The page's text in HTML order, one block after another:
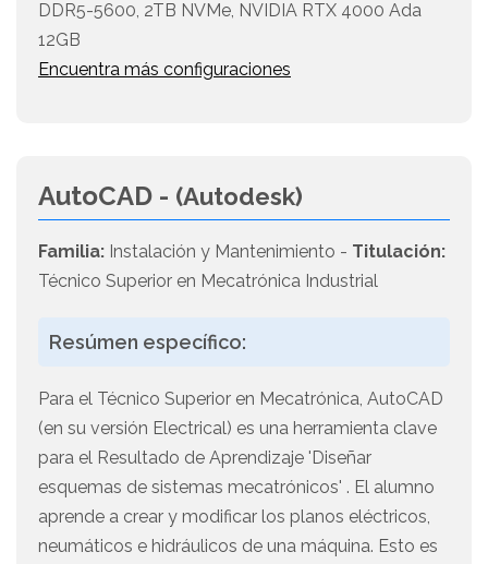
DDR5-5600, 2TB NVMe, NVIDIA RTX 4000 Ada
12GB
Encuentra más configuraciones
AutoCAD - (Autodesk)
Familia: Instalación y Mantenimiento - Titulación:
Técnico Superior en Mecatrónica Industrial
Resúmen específico:
Para el Técnico Superior en Mecatrónica, AutoCAD
(en su versión Electrical) es una herramienta clave
para el Resultado de Aprendizaje 'Diseñar
esquemas de sistemas mecatrónicos' . El alumno
aprende a crear y modificar los planos eléctricos,
neumáticos e hidráulicos de una máquina. Esto es